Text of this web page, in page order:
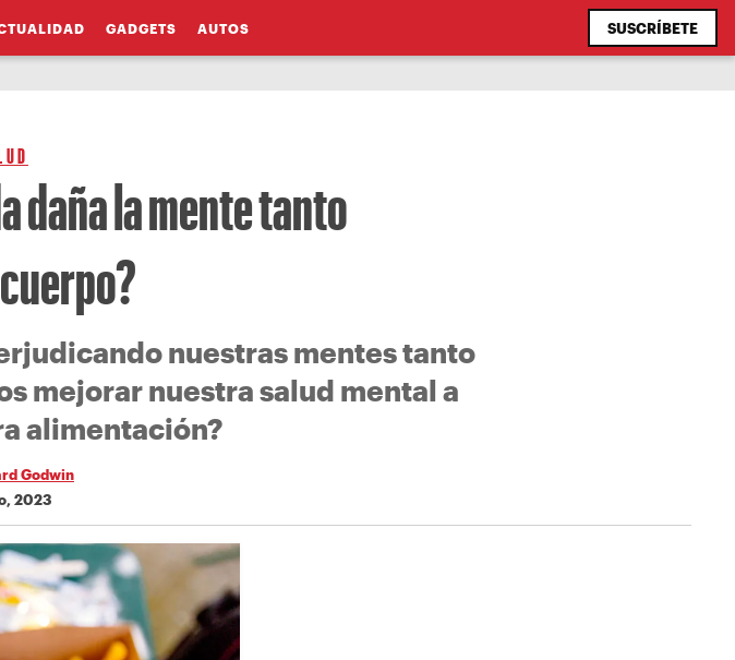
GADGETS AUTOS SUSCRÍBETE
daña la mente tanto
nuestras mentes tanto
mejorar nuestra salud mental a
alimentación?
Godwin
2023